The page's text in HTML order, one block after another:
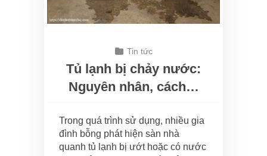
Tin tức
Tủ lạnh bị chảy nước:
Nguyên nhân, cách…
Trong quá trình sử dụng, nhiều gia
đình bỗng phát hiện sàn nhà
quanh tủ lạnh bị ướt hoặc có nước